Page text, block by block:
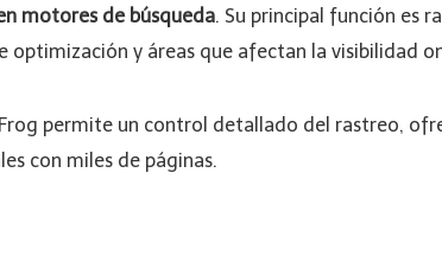
motores de búsqueda. Su principal función es
y áreas que afectan la visibilidad
permite un control detallado del rastreo,
con miles de páginas.